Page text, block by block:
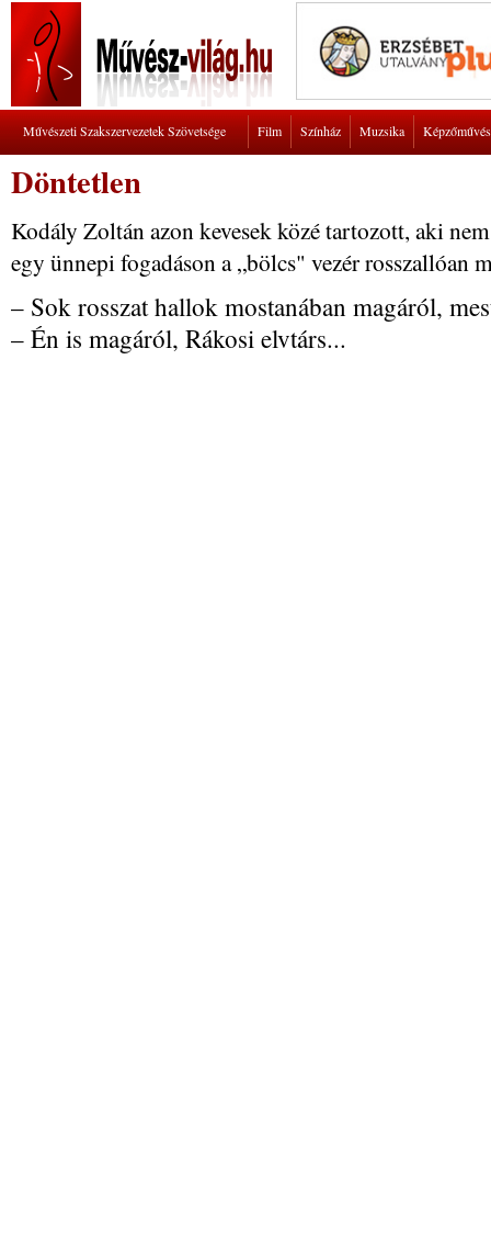
Művészeti Szakszervezetek Szövetsége Film Színház Muzsika
Döntetlen
Kodály Zoltán azon kevesek közé tartozott, aki
egy ünnepi fogadáson a „bölcs" vezér rosszallóan
– Sok rosszat hallok mostanában magáról,
– Én is magáról, Rákosi elvtárs...